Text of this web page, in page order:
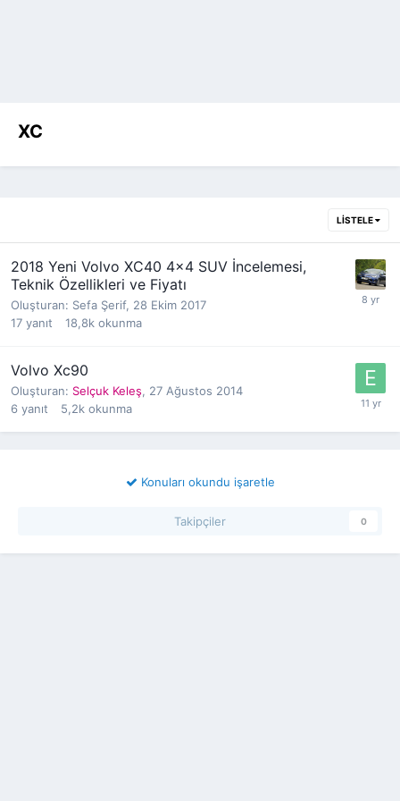
XC
LISTELE
2018 Yeni Volvo XC40 4×4 SUV İncelemesi,
Teknik Özellikleri ve Fiyatı
Oluşturan: Sefa Şerif, 28 Ekim 2017
17 yanıt 18,8k okunma
Volvo Xc90
Oluşturan: Selçuk Keleş, 27 Ağustos 2014
6 yanıt 5,2k okunma
Konuları okundu işaretle
Takipçiler 0